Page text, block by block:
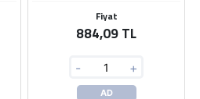
Fiyat
884,09 TL
- +
AD